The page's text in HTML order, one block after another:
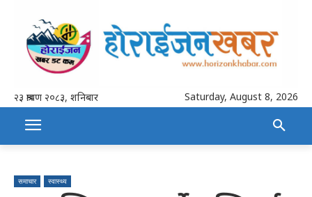
२३ श्रावण २०८३, शनिबार Saturday, August 8, 2026
समाचार स्वास्थ्य